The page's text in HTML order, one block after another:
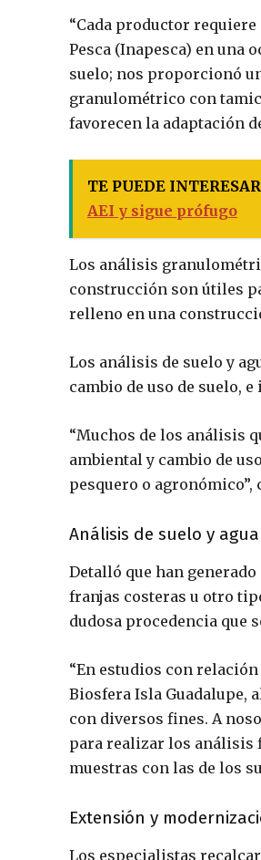
“Cada productor
Pesca (Inapesca) en una
suelo; nos proporcionó
granulométrico con
favorecen la adaptación
TE PUEDE INTERESAR
AEI y sigue prófugo
Los análisis
construcción son útiles
relleno en una
Los análisis de suelo y
cambio de uso de suelo,
“Muchos de los análisis
ambiental y cambio de
pesquero o
Análisis de suelo y
Detalló que han
franjas costeras u otro
dudosa procedencia que
“En estudios con
Biosfera Isla Guadalupe,
con diversos fines. A
para realizar los análisis
muestras con las de los
Extensión y
Los especialistas